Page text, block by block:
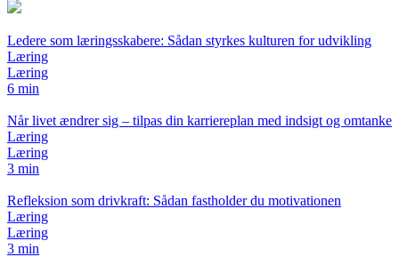
Ledere som læringsskabere: Sådan styrkes kulturen for udvikling
Læring
Læring
6 min
Når livet ændrer sig – tilpas din karriereplan med indsigt og omtanke
Læring
Læring
3 min
Refleksion som drivkraft: Sådan fastholder du motivationen
Læring
Læring
3 min